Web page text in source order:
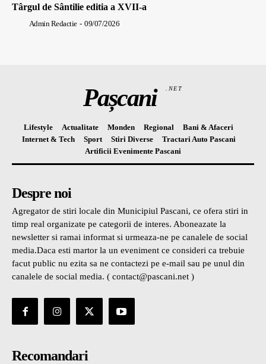
Târgul de Sântilie editia a XVII-a
Admin Redactie - 09/07/2026
Pașcani .NET
Lifestyle Actualitate Monden Regional
Bani & Afaceri
Internet & Tech
Sport Stiri Diverse
Tractari Auto Pascani
Artificii Evenimente Pascani
Despre noi
Agregator de stiri locale din Municipiul Pascani, ce ofera stiri in
timp real organizate pe categorii de interes. Aboneazate la
newsletter si ramai informat si urmeaza-ne pe canalele de social
media.Daca esti martor la un eveniment ce consideri ca trebuie
facut public nu ezita sa ne contactezi pe e-mail sau pe unul din
canalele de social media. ( contact@pascani.net )
Recomandari